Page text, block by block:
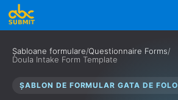
Șabloane formulare/Questionnaire Forms/
Doula Intake Form Template
ȘABLON DE FORMULAR GATA DE